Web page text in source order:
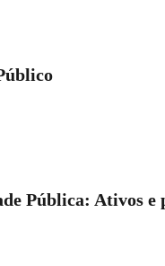
Pública: Ativos e